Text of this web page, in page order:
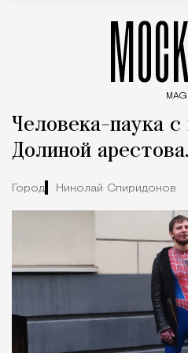
MAG
Человека-паука с
Долиной
Город Николай Спиридонов